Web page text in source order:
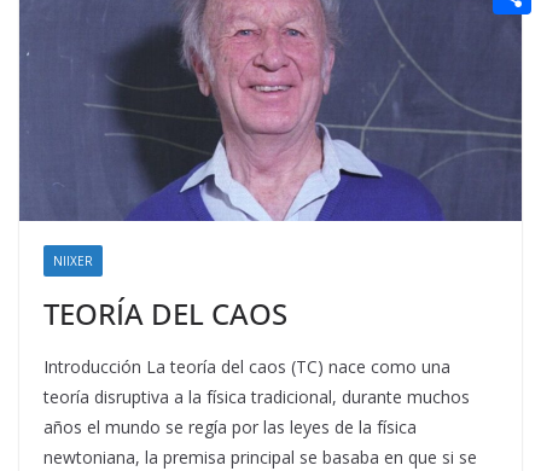
NIIXER
TEORÍA DEL CAOS
Introducción La teoría del caos (TC) nace como una
teoría disruptiva a la física tradicional, durante muchos
años el mundo se regía por las leyes de la física
newtoniana, la premisa principal se basaba en que si se
n
e
a
i
m
p
r